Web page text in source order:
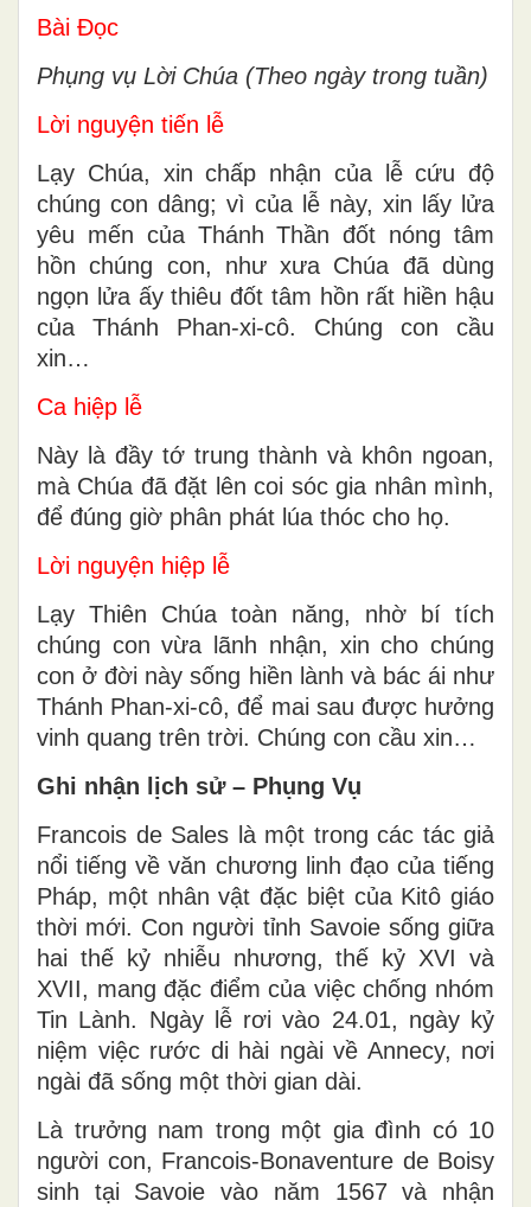
Bài Ðọc
Phụng vụ Lời Chúa (Theo ngày trong tuần)
Lời nguyện tiến lễ
Lạy Chúa, xin chấp nhận của lễ cứu độ
chúng con dâng; vì của lễ này, xin lấy lửa
yêu mến của Thánh Thần đốt nóng tâm
hồn chúng con, như xưa Chúa đã dùng
ngọn lửa ấy thiêu đốt tâm hồn rất hiền hậu
của Thánh Phan-xi-cô. Chúng con cầu
xin…
Ca hiệp lễ
Này là đầy tớ trung thành và khôn ngoan,
mà Chúa đã đặt lên coi sóc gia nhân mình,
để đúng giờ phân phát lúa thóc cho họ.
Lời nguyện hiệp lễ
Lạy Thiên Chúa toàn năng, nhờ bí tích
chúng con vừa lãnh nhận, xin cho chúng
con ở đời này sống hiền lành và bác ái như
Thánh Phan-xi-cô, để mai sau được hưởng
vinh quang trên trời. Chúng con cầu xin…
Ghi nhận lịch sử – Phụng Vụ
Francois de Sales là một trong các tác giả
nổi tiếng về văn chương linh đạo của tiếng
Pháp, một nhân vật đặc biệt của Kitô giáo
thời mới. Con người tỉnh Savoie sống giữa
hai thế kỷ nhiễu nhương, thế kỷ XVI và
XVII, mang đặc điểm của việc chống nhóm
Tin Lành. Ngày lễ rơi vào 24.01, ngày kỷ
niệm việc rước di hài ngài về Annecy, nơi
ngài đã sống một thời gian dài.
Là trưởng nam trong một gia đình có 10
người con, Francois-Bonaventure de Boisy
sinh tại Savoie vào năm 1567 và nhận